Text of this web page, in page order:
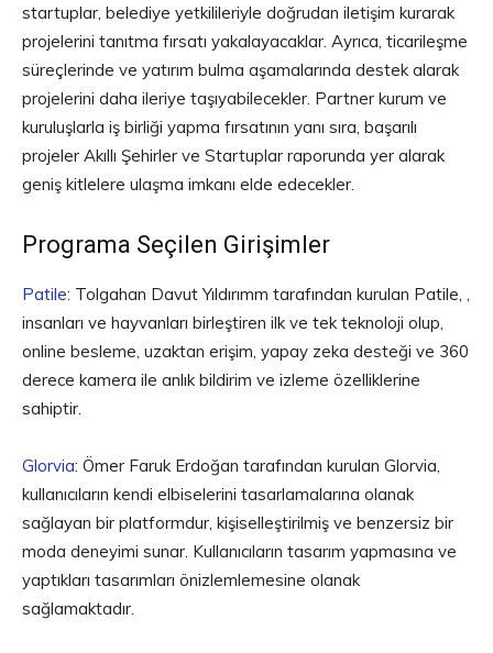
startuplar, belediye yetkilileriyle doğrudan iletişim kurarak
projelerini tanıtma fırsatı yakalayacaklar. Ayrıca, ticarileşme
süreçlerinde ve yatırım bulma aşamalarında destek alarak
projelerini daha ileriye taşıyabilecekler. Partner kurum ve
kuruluşlarla iş birliği yapma fırsatının yanı sıra, başarılı
projeler Akıllı Şehirler ve Startuplar raporunda yer alarak
geniş kitlelere ulaşma imkanı elde edecekler.
Programa Seçilen Girişimler
Patile: Tolgahan Davut Yıldırımm tarafından kurulan Patile, ,
insanları ve hayvanları birleştiren ilk ve tek teknoloji olup,
online besleme, uzaktan erişim, yapay zeka desteği ve 360
derece kamera ile anlık bildirim ve izleme özelliklerine
sahiptir.
Glorvia: Ömer Faruk Erdoğan tarafından kurulan Glorvia,
kullanıcıların kendi elbiselerini tasarlamalarına olanak
sağlayan bir platformdur, kişiselleştirilmiş ve benzersiz bir
moda deneyimi sunar. Kullanıcıların tasarım yapmasına ve
yaptıkları tasarımları önizlemlemesine olanak
sağlamaktadır.